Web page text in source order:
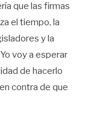
que las firmas
el tiempo, la
y la
voy a esperar
de hacerlo
contra de que